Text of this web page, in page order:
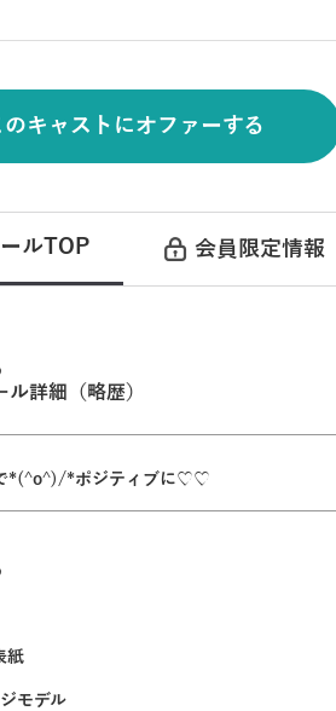
のキャストにオファーする
ルTOP 会員限定情報
ル詳細（略歴）
*(^o^)/*ポジティブに♡♡
紙
モデル